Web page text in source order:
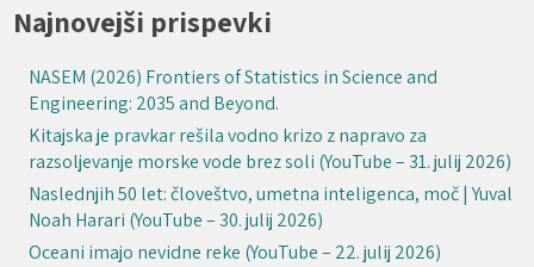
Najnovejši prispevki
NASEM (2026) Frontiers of Statistics in Science and
Engineering: 2035 and Beyond.
Kitajska je pravkar rešila vodno krizo z napravo za
razsoljevanje morske vode brez soli (YouTube – 31. julij 2026)
Naslednjih 50 let: človeštvo, umetna inteligenca, moč | Yuval
Noah Harari (YouTube – 30. julij 2026)
Oceani imajo nevidne reke (YouTube – 22. julij 2026)